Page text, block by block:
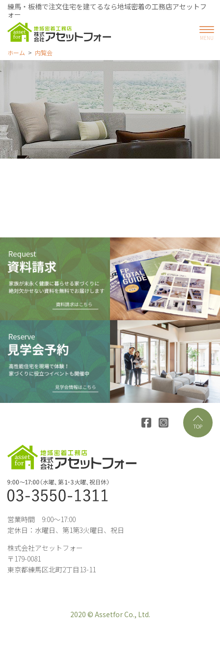
練馬・板橋で注文住宅を建てるなら地域密着の工務店アセットフ
ォー
ホーム 内覧会
営業時間 9:00～17:00
定休日：水曜日、第1第3火曜日、祝日
株式会社アセットフォー
〒179-0081
東京都練馬区北町2丁目13-11
2020 © Assetfor Co., Ltd.